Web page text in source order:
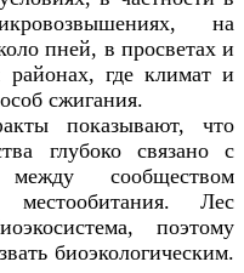
на
пней, в просветах и
районах, где климат и
сжигания.
показывают, что
глубоко связано с
между сообществом
Лес
поэтому
биоэкологическим.